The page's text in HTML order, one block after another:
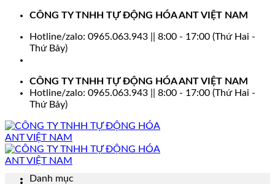
CÔNG TY TNHH TỰ ĐỘNG HÓA ANT VIỆT NAM
Hotline/zalo: 0965.063.943 || 8:00 - 17:00 (Thứ Hai -
Thứ Bảy)
CÔNG TY TNHH TỰ ĐỘNG HÓA ANT VIỆT NAM
Hotline/zalo: 0965.063.943 || 8:00 - 17:00 (Thứ Hai -
Thứ Bảy)
Danh mục